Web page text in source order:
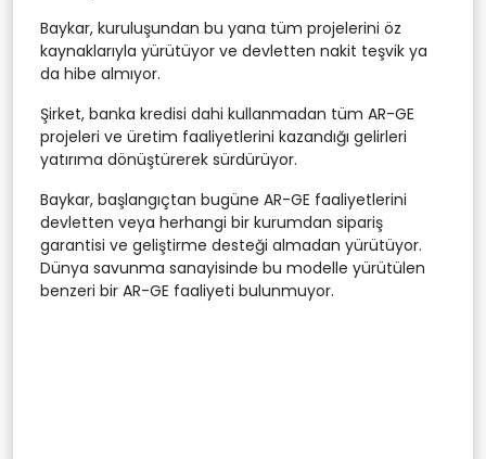
Baykar, kuruluşundan bu yana tüm projelerini öz
kaynaklarıyla yürütüyor ve devletten nakit teşvik ya
da hibe almıyor.
Şirket, banka kredisi dahi kullanmadan tüm AR-GE
projeleri ve üretim faaliyetlerini kazandığı gelirleri
yatırıma dönüştürerek sürdürüyor.
Baykar, başlangıçtan bugüne AR-GE faaliyetlerini
devletten veya herhangi bir kurumdan sipariş
garantisi ve geliştirme desteği almadan yürütüyor.
Dünya savunma sanayisinde bu modelle yürütülen
benzeri bir AR-GE faaliyeti bulunmuyor.